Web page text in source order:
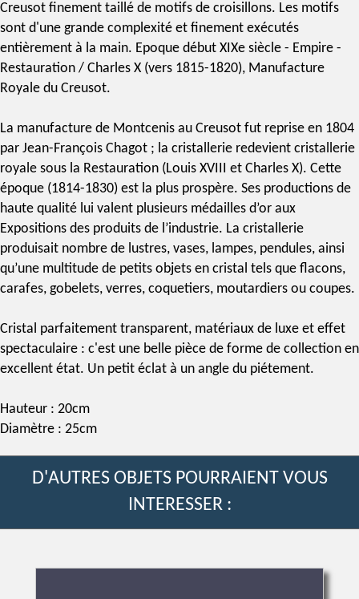
Creusot finement taillé de motifs de croisillons. Les motifs
sont d'une grande complexité et finement exécutés
entièrement à la main. Epoque début XIXe siècle - Empire -
Restauration / Charles X (vers 1815-1820), Manufacture
Royale du Creusot.
La manufacture de Montcenis au Creusot fut reprise en 1804
par Jean-François Chagot ; la cristallerie redevient cristallerie
royale sous la Restauration (Louis XVIII et Charles X). Cette
époque (1814-1830) est la plus prospère. Ses productions de
haute qualité lui valent plusieurs médailles d’or aux
Expositions des produits de l’industrie. La cristallerie
produisait nombre de lustres, vases, lampes, pendules, ainsi
qu’une multitude de petits objets en cristal tels que flacons,
carafes, gobelets, verres, coquetiers, moutardiers ou coupes.
Cristal parfaitement transparent, matériaux de luxe et effet
spectaculaire : c'est une belle pièce de forme de collection en
excellent état. Un petit éclat à un angle du piétement.
Hauteur : 20cm
Diamètre : 25cm
D'AUTRES OBJETS POURRAIENT VOUS
INTERESSER :